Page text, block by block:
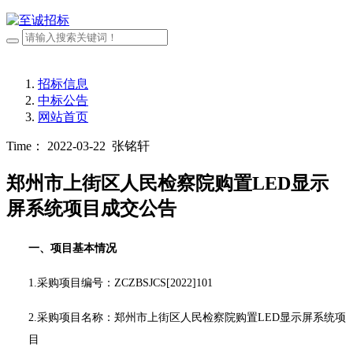
招标信息
中标公告
网站首页
Time： 2022-03-22 张铭轩
郑州市上街区人民检察院购置LED显示
屏系统项目成交公告
一、项目基本情况
1.采购项目编号： ZCZBSJCS[2022]101
2.采购项目名称： 郑州市上街区人民检察院购置LED显示屏系统项
目